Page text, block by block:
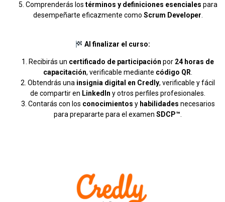
Comprenderás los términos y definiciones esenciales para
desempeñarte eficazmente como Scrum Developer.
Al finalizar el curso:
Recibirás un certificado de participación por 24 horas de
capacitación, verificable mediante código QR.
Obtendrás una insignia digital en Credly, verificable y fácil
de compartir en LinkedIn y otros perfiles profesionales.
Contarás con los conocimientos y habilidades necesarios
para prepararte para el examen SDCP™.